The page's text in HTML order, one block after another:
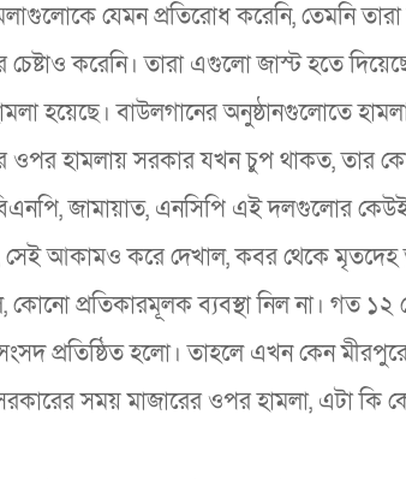
যেমন প্রতিরোধ করেনি, তেমনি তারা
করেনি। তারা এগুলো জাস্ট হতে
হয়েছে। বাউলগানের অনুষ্ঠানগুলোতে
ওপর হামলায় সরকার যখন চুপ থাকত, তার
জামায়াত, এনসিপি এই দলগুলোর
আকামও করে দেখাল, কবর থেকে মৃতদেহ
কোনো প্রতিকারমূলক ব্যবস্থা নিল না। গত ১২
প্রতিষ্ঠিত হলো। তাহলে এখন কেন
সরকারের সময় মাজারের ওপর হামলা, এটা